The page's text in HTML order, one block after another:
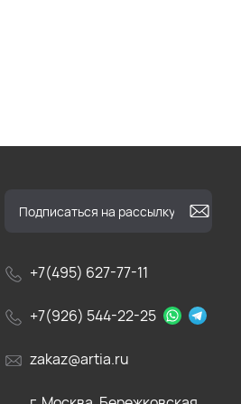
+7(495) 627-77-11
+7(926) 544-22-25
zakaz@artia.ru